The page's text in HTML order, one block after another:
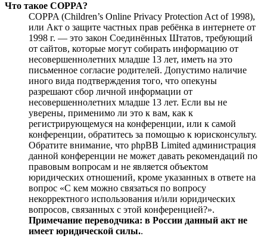
Что такое COPPA?
COPPA (Children’s Online Privacy Protection Act of 1998),
или Акт о защите частных прав ребёнка в интернете от
1998 г. — это закон Соединённых Штатов, требующий
от сайтов, которые могут собирать информацию от
несовершеннолетних младше 13 лет, иметь на это
письменное согласие родителей. Допустимо наличие
иного вида подтверждения того, что опекуны
разрешают сбор личной информации от
несовершеннолетних младше 13 лет. Если вы не
уверены, применимо ли это к вам, как к
регистрирующемуся на конференции, или к самой
конференции, обратитесь за помощью к юрисконсульту.
Обратите внимание, что phpBB Limited администрация
данной конференции не может давать рекомендаций по
правовым вопросам и не является объектом
юридических отношений, кроме указанных в ответе на
вопрос «С кем можно связаться по вопросу
некорректного использования и/или юридических
вопросов, связанных с этой конференцией?».
Примечание переводчика: в России данный акт не
имеет юридической силы..